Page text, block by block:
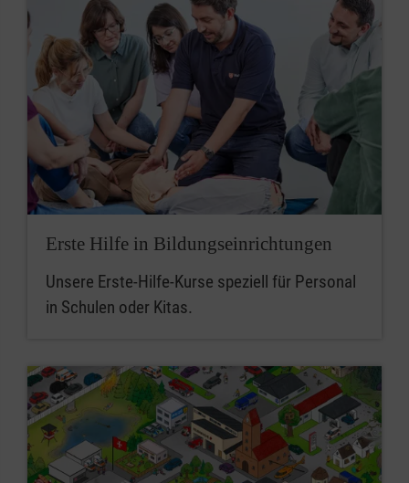
Erste Hilfe in Bildungseinrichtungen
Unsere Erste-Hilfe-Kurse speziell für Personal
in Schulen oder Kitas.